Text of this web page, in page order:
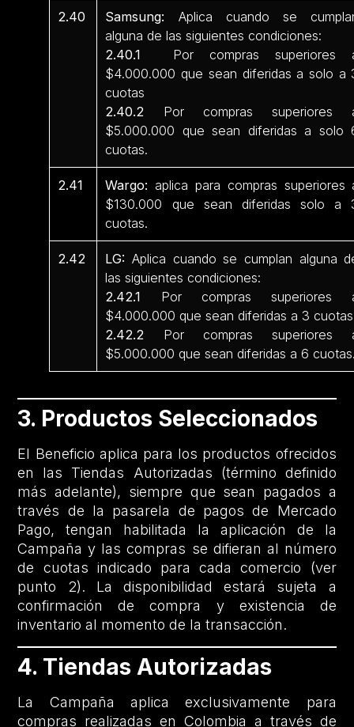
2.40 Samsung: Aplica cuando se
alguna de las siguientes condiciones:
2.40.1 Por compras superiores
$4.000.000 que sean diferidas a solo a
cuotas
2.40.2 Por compras superiores
$5.000.000 que sean diferidas a solo
cuotas.
2.41 Wargo: aplica para compras superiores
$130.000 que sean diferidas solo a
cuotas.
2.42 LG:Aplica cuando se cumplan alguna
las siguientes condiciones:
2.42.1 Por compras superiores
$4.000.000 que sean diferidas a 3
2.42.2 Por compras superiores
$5.000.000 que sean diferidas a 6
3. Productos Seleccionados
El Beneficio aplica para los productos ofrecidos
en las Tiendas Autorizadas (término definido
más adelante), siempre que sean pagados a
través de la pasarela de pagos de Mercado
Pago, tengan habilitada la aplicación de la
Campaña y las compras se difieran al número
de cuotas indicado para cada comercio (ver
punto 2). La disponibilidad estará sujeta a
confirmación de compra y existencia de
inventario al momento de la transacción.
4. Tiendas Autorizadas
La Campaña aplica exclusivamente para
compras realizadas en Colombia a través de